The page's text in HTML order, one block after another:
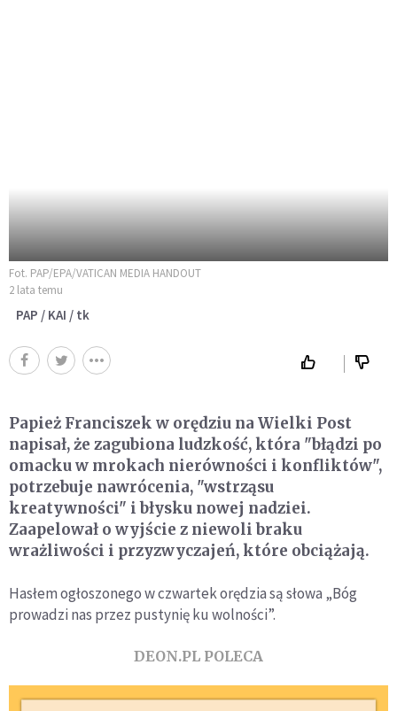
Fot. PAP/EPA/VATICAN MEDIA HANDOUT
2 lata temu
PAP / KAI / tk
Papież Franciszek w orędziu na Wielki Post
napisał, że zagubiona ludzkość, która "błądzi po
omacku w mrokach nierówności i konfliktów",
potrzebuje nawrócenia, "wstrząsu
kreatywności" i błysku nowej nadziei.
Zaapelował o wyjście z niewoli braku
wrażliwości i przyzwyczajeń, które obciążają.
Hasłem ogłoszonego w czwartek orędzia są słowa „Bóg
prowadzi nas przez pustynię ku wolności”.
DEON.PL POLECA